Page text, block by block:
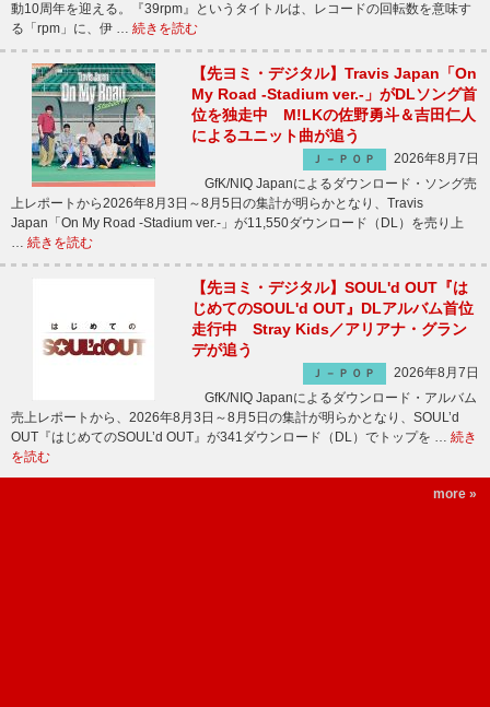
動10周年を迎える。『39rpm』というタイトルは、レコードの回転数を意味す
る「rpm」に、伊 … 続きを読む
【先ヨミ・デジタル】Travis Japan「On
My Road -Stadium ver.-」がDLソング首
位を独走中 M!LKの佐野勇斗＆吉田仁人
によるユニット曲が追う
Ｊ－ＰＯＰ
2026年8月7日
GfK/NIQ Japanによるダウンロード・ソング売
上レポートから2026年8月3日～8月5日の集計が明らかとなり、Travis
Japan「On My Road -Stadium ver.-」が11,550ダウンロード（DL）を売り上
… 続きを読む
【先ヨミ・デジタル】SOUL'd OUT『は
じめてのSOUL'd OUT』DLアルバム首位
走行中 Stray Kids／アリアナ・グラン
デが追う
Ｊ－ＰＯＰ
2026年8月7日
GfK/NIQ Japanによるダウンロード・アルバム
売上レポートから、2026年8月3日～8月5日の集計が明らかとなり、SOUL’d
OUT『はじめてのSOUL’d OUT』が341ダウンロード（DL）でトップを … 続き
を読む
more »